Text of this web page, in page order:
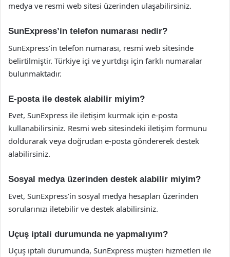
medya ve resmi web sitesi üzerinden ulaşabilirsiniz.
SunExpress’in telefon numarası nedir?
SunExpress’in telefon numarası, resmi web sitesinde
belirtilmiştir. Türkiye içi ve yurtdışı için farklı numaralar
bulunmaktadır.
E-posta ile destek alabilir miyim?
Evet, SunExpress ile iletişim kurmak için e-posta
kullanabilirsiniz. Resmi web sitesindeki iletişim formunu
doldurarak veya doğrudan e-posta göndererek destek
alabilirsiniz.
Sosyal medya üzerinden destek alabilir miyim?
Evet, SunExpress’in sosyal medya hesapları üzerinden
sorularınızı iletebilir ve destek alabilirsiniz.
Uçuş iptali durumunda ne yapmalıyım?
Uçuş iptali durumunda, SunExpress müşteri hizmetleri ile